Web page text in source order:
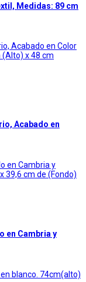
Medidas: 89 cm
Acabado en
en Cambria y